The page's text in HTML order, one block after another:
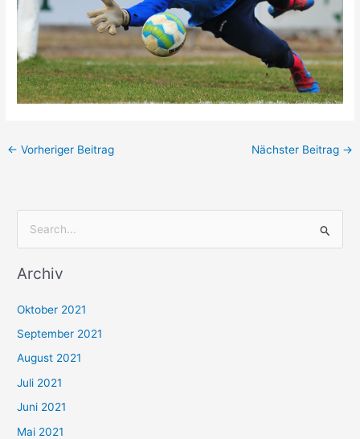
← Vorheriger Beitrag Nächster Beitrag →
c
n
n
a
c
h
Archiv
Oktober 2021
September 2021
August 2021
Juli 2021
Juni 2021
Mai 2021